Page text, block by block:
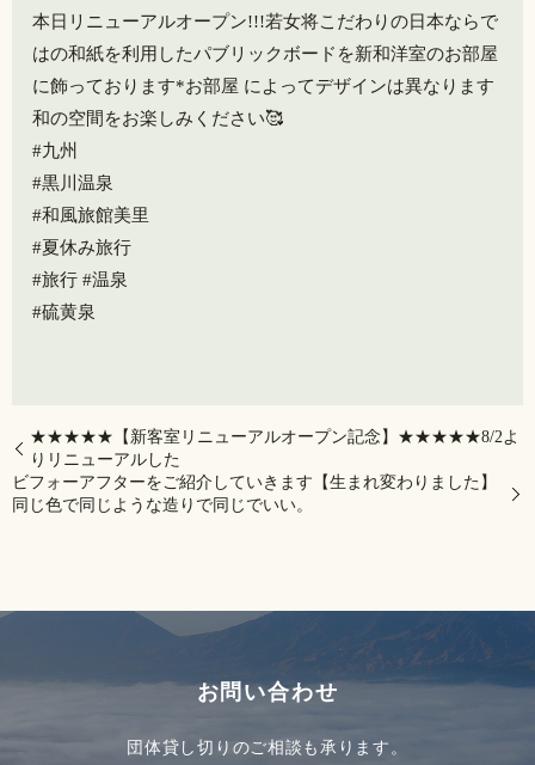
本日リニューアルオープン!!!若女将こだわりの日本ならで
はの和紙を利用したパブリックボードを新和洋室のお部屋
に飾っております*お部屋 によってデザインは異なります️
和の空間をお楽しみください🥰
#九州
#黒川温泉
#和風旅館美里
#夏休み旅行
#旅行 #温泉️
#硫黄泉
★★★★★【新客室リニューアルオープン記念】★★★★★8/2よ
りリニューアルした
ビフォーアフターをご紹介していきます【生まれ変わりました】
同じ色で同じような造りで同じでいい。
お問い合わせ
団体貸し切りのご相談も承ります。